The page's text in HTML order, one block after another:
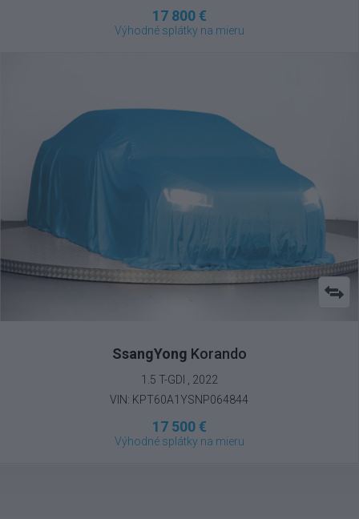
17 800 €
Výhodné splátky na mieru
SsangYong Korando
1.5 T-GDI , 2022
VIN: KPT60A1YSNP064844
17 500 €
Výhodné splátky na mieru